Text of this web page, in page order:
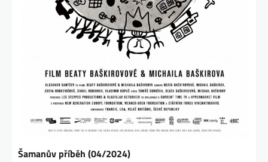
Šamanův příběh (04/2024)